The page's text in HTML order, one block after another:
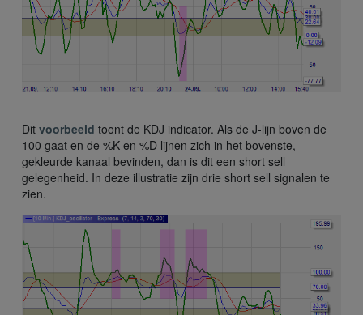
Dit voorbeeld toont de KDJ indicator. Als de J-lijn boven de
100 gaat en de %K en %D lijnen zich in het bovenste,
gekleurde kanaal bevinden, dan is dit een short sell
gelegenheid. In deze illustratie zijn drie short sell signalen te
zien.